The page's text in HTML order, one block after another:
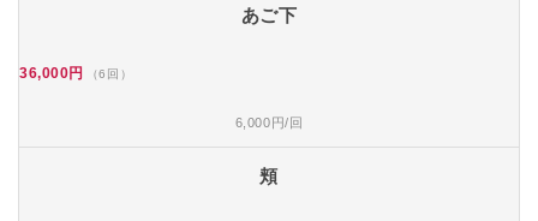
あご下
36,000円 （6回）
6,000円/回
頬